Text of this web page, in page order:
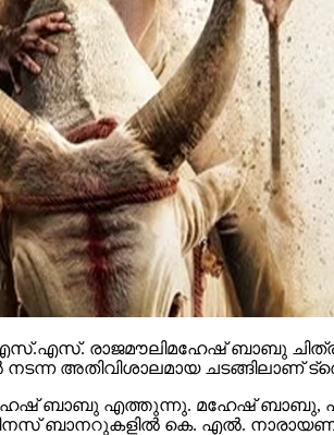
രാജമൗലിമഹേഷ് ബാബു
നടന്ന അതിവിശാലമായ ചടങ്ങിലാണ്
ബാബു എത്തുന്നു. മഹേഷ് ബാബു,
ബാനറുകളില്‍ കെ. എല്‍.